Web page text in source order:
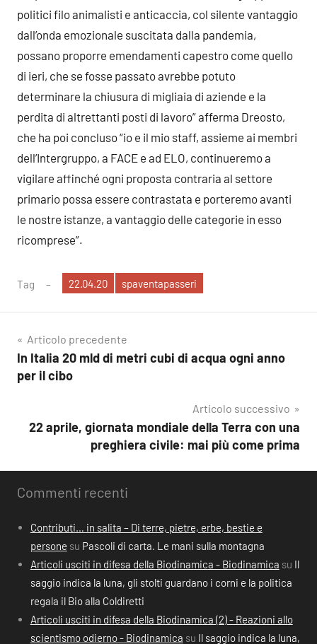
politici filo animalisti e anticaccia, col silente vantaggio
dall’onda emozionale suscitata dalla pandemia,
possano proporre emendamenti capestro come quello
di ieri, che se fosse passato avrebbe potuto
determinare la chiusura di migliaia di aziende e la
perdita di altrettanti posti di lavoro” afferma Dreosto,
che ha poi concluso “io e il mio staff, assieme ai membri
dell’Intergruppo, a FACE e ad ELO, continueremo a
vigilare affinché ogni proposta contraria al settore
primario possa essere contrastata e porteremo avanti
le nostre istanze, a vantaggio delle categorie in esso
ricomprese”.
Tag 22.04.20 spaventapasseri
Navigazione
articoli
Articolo precedente
In Italia 20 mld di metri cubi di acqua ogni anno
per il cibo
Articolo successivo
22 aprile, giornata mondiale della Terra con una
preghiera civile: mai più come prima
Commenti recenti
Contributi… in salita – Di terre, pietre, erbe, bestie e
persone su Pascoli di carta. Le mani sulla montagna
Articoli usciti in difesa della Biodinamica - Biodinamica su Il
saggio indica la luna, gli stolti guardano i corni e la politica
regala il Bio alla Coldiretti
Articoli usciti in difesa della Biodinamica (2) - Reazioni allo
scientismo odierno - Biodinamica su Il saggio indica la luna,